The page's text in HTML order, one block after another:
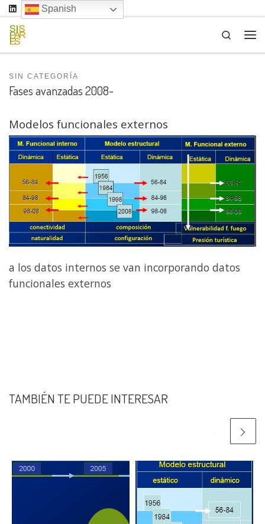
Saltar al contenido
Search
SIN CATEGORÍA
Fases avanzadas 2008-
Modelos funcionales externos
a los datos internos se van incorporando datos
funcionales externos
TAMBIÉN TE PUEDE INTERESAR
Spanish